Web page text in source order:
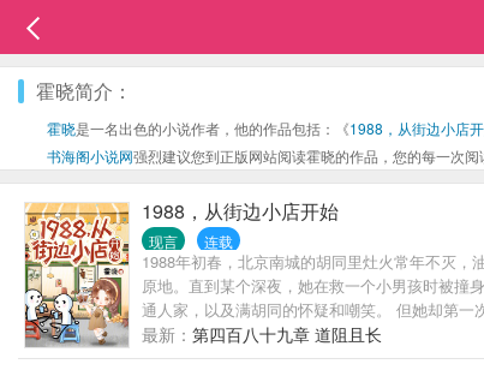
霍晓简介：
霍晓是一名出色的小说作者，他的作品包括：《1988，从街边小店
书海阁小说网强烈建议您到正版网站阅读霍晓的作品，您的每一次
1988，从街边小店开始
现言 连载
1988年初春，北京南城的胡同里灶火常年不灭
原地。直到某个深夜，她在救一个小男孩时被撞
通人家，以及满胡同的怀疑和嘲笑。 但她却第
油锅起火，到菜市抢货，从街道办抢铺子到和邻
一双手改命。 也见证一个普通女人，在时代浪潮
最新： 第四百八十九章 道阻且长